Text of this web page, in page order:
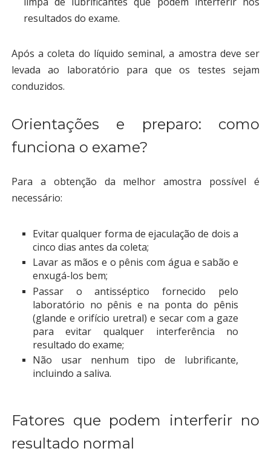
resultados do exame.
Após a coleta do líquido seminal, a amostra deve ser
levada ao laboratório para que os testes sejam
conduzidos.
Orientações e preparo: como
funciona o exame?
Para a obtenção da melhor amostra possível é
necessário:
Evitar qualquer forma de ejaculação de dois a
cinco dias antes da coleta;
Lavar as mãos e o pênis com água e sabão e
enxugá-los bem;
Passar o antisséptico fornecido pelo
laboratório no pênis e na ponta do pênis
(glande e orifício uretral) e secar com a gaze
para evitar qualquer interferência no
resultado do exame;
Não usar nenhum tipo de lubrificante,
incluindo a saliva.
Fatores que podem interferir no
resultado normal